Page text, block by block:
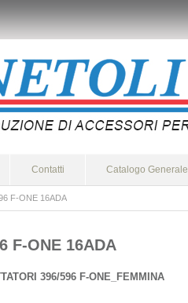
Contatti Catalogo Generale
F-ONE 16ADA
F-ONE 16ADA
396/596 F-ONE_FEMMINA